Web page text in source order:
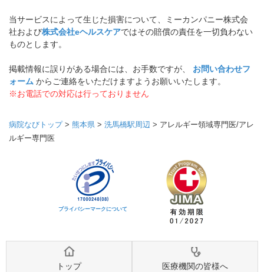
当サービスによって生じた損害について、ミーカンパニー株式会
社および株式会社eヘルスケアではその賠償の責任を一切負わない
ものとします。
掲載情報に誤りがある場合には、お手数ですが、 お問い合わせフ
ォーム からご連絡をいただけますようお願いいたします。
※お電話での対応は行っておりません
病院なびトップ> 熊本県 > 洗馬橋駅周辺 > アレルギー領域専門医/アレ
ルギー専門医
プライバシーマークについて
トップ 医療機関の皆様へ